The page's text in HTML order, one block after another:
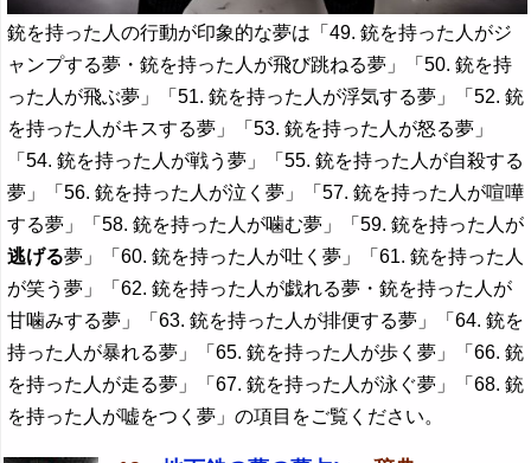
銃を持った人の行動が印象的な夢は「49. 銃を持った人がジ
ャンプする夢・銃を持った人が飛び跳ねる夢」「50. 銃を持
った人が飛ぶ夢」「51. 銃を持った人が浮気する夢」「52. 銃
を持った人がキスする夢」「53. 銃を持った人が怒る夢」
「54. 銃を持った人が戦う夢」「55. 銃を持った人が自殺する
夢」「56. 銃を持った人が泣く夢」「57. 銃を持った人が喧嘩
する夢」「58. 銃を持った人が噛む夢」「59. 銃を持った人が
逃げる夢」「60. 銃を持った人が吐く夢」「61. 銃を持った人
が笑う夢」「62. 銃を持った人が戯れる夢・銃を持った人が
甘噛みする夢」「63. 銃を持った人が排便する夢」「64. 銃を
持った人が暴れる夢」「65. 銃を持った人が歩く夢」「66. 銃
を持った人が走る夢」「67. 銃を持った人が泳ぐ夢」「68. 銃
を持った人が嘘をつく夢」の項目をご覧ください。